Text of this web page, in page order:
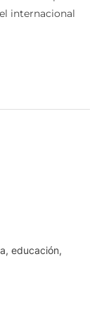
internacional
educación,